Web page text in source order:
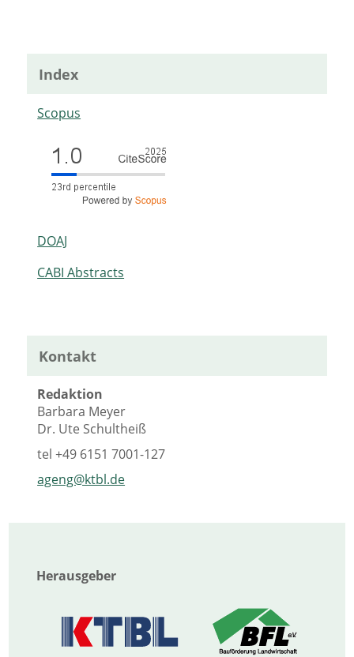
Index
Scopus
DOAJ
CABI Abstracts
Kontakt
Redaktion
Barbara Meyer
Dr. Ute Schultheiß
tel+49 6151 7001-127
ageng@ktbl.de
Herausgeber